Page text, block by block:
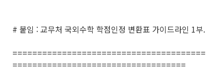
# 붙임 : 교무처 국외수학 학점인정 변환표 가이드라인 1부.
=======================================
===================================